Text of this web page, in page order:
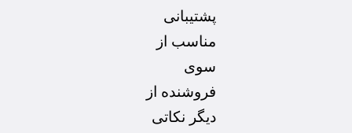
پشتیبانی
مناسب از
سوی
فروشنده از
دیگر نکاتی